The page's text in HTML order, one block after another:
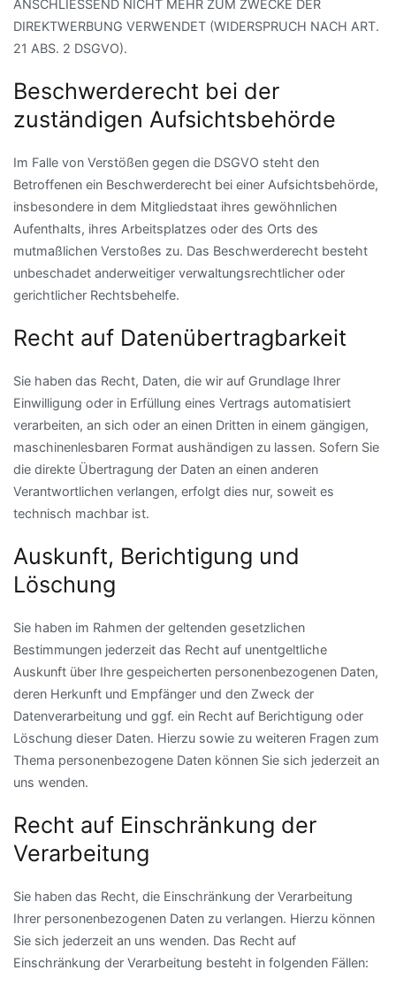
ANSCHLIESSEND NICHT MEHR ZUM ZWECKE DER
DIREKTWERBUNG VERWENDET (WIDERSPRUCH NACH ART.
21 ABS. 2 DSGVO).
Beschwerde­recht bei der
zuständigen Aufsichts­behörde
Im Falle von Verstößen gegen die DSGVO steht den
Betroffenen ein Beschwerderecht bei einer Aufsichtsbehörde,
insbesondere in dem Mitgliedstaat ihres gewöhnlichen
Aufenthalts, ihres Arbeitsplatzes oder des Orts des
mutmaßlichen Verstoßes zu. Das Beschwerderecht besteht
unbeschadet anderweitiger verwaltungsrechtlicher oder
gerichtlicher Rechtsbehelfe.
Recht auf Daten­übertrag­barkeit
Sie haben das Recht, Daten, die wir auf Grundlage Ihrer
Einwilligung oder in Erfüllung eines Vertrags automatisiert
verarbeiten, an sich oder an einen Dritten in einem gängigen,
maschinenlesbaren Format aushändigen zu lassen. Sofern Sie
die direkte Übertragung der Daten an einen anderen
Verantwortlichen verlangen, erfolgt dies nur, soweit es
technisch machbar ist.
Auskunft, Berichtigung und
Löschung
Sie haben im Rahmen der geltenden gesetzlichen
Bestimmungen jederzeit das Recht auf unentgeltliche
Auskunft über Ihre gespeicherten personenbezogenen Daten,
deren Herkunft und Empfänger und den Zweck der
Datenverarbeitung und ggf. ein Recht auf Berichtigung oder
Löschung dieser Daten. Hierzu sowie zu weiteren Fragen zum
Thema personenbezogene Daten können Sie sich jederzeit an
uns wenden.
Recht auf Einschränkung der
Verarbeitung
Sie haben das Recht, die Einschränkung der Verarbeitung
Ihrer personenbezogenen Daten zu verlangen. Hierzu können
Sie sich jederzeit an uns wenden. Das Recht auf
Einschränkung der Verarbeitung besteht in folgenden Fällen: